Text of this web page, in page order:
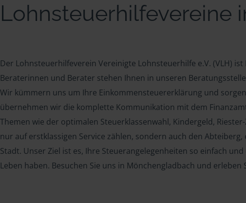
Lohnsteuerhilfevereine
Der Lohnsteuerhilfeverein Vereinigte Lohnsteuerhilfe e.V. (VLH)
Beraterinnen und Berater stehen Ihnen in unseren
Wir kümmern uns um Ihre Einkommensteuererklärung und
übernehmen wir die komplette Kommunikation mit dem
Themen wie der optimalen Steuerklassenwahl, Kindergeld,
nur auf erstklassigen Service zählen, sondern auch den
Stadt. Unser Ziel ist es, Ihre Steuerangelegenheiten so einfach
Leben haben. Besuchen Sie uns in Mönchengladbach und